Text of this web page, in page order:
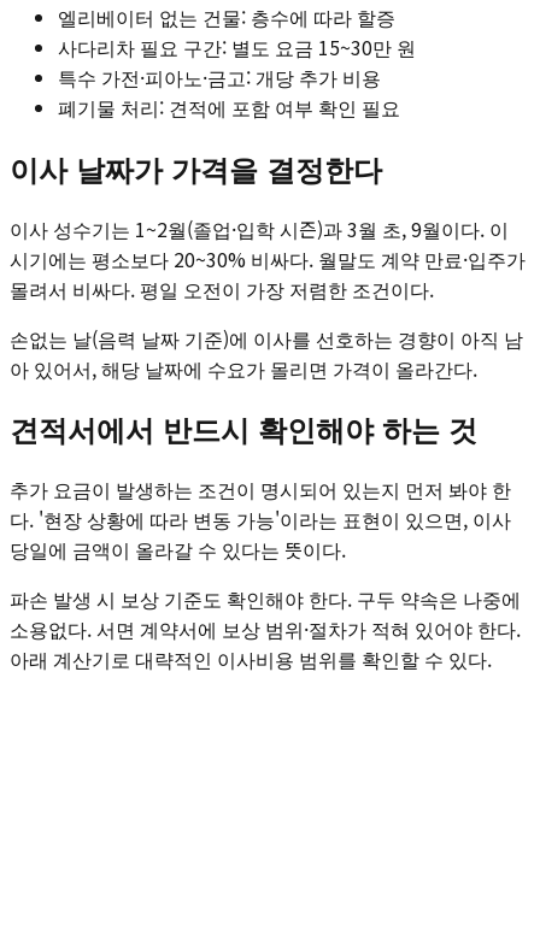
엘리베이터 없는 건물: 층수에 따라 할증
사다리차 필요 구간: 별도 요금 15~30만 원
특수 가전·피아노·금고: 개당 추가 비용
폐기물 처리: 견적에 포함 여부 확인 필요
이사 날짜가 가격을 결정한다
이사 성수기는 1~2월(졸업·입학 시즌)과 3월 초, 9월이다. 이
시기에는 평소보다 20~30% 비싸다. 월말도 계약 만료·입주가
몰려서 비싸다. 평일 오전이 가장 저렴한 조건이다.
손없는 날(음력 날짜 기준)에 이사를 선호하는 경향이 아직 남
아 있어서, 해당 날짜에 수요가 몰리면 가격이 올라간다.
견적서에서 반드시 확인해야 하는 것
추가 요금이 발생하는 조건이 명시되어 있는지 먼저 봐야 한
다. '현장 상황에 따라 변동 가능'이라는 표현이 있으면, 이사
당일에 금액이 올라갈 수 있다는 뜻이다.
파손 발생 시 보상 기준도 확인해야 한다. 구두 약속은 나중에
소용없다. 서면 계약서에 보상 범위·절차가 적혀 있어야 한다.
아래 계산기로 대략적인 이사비용 범위를 확인할 수 있다.